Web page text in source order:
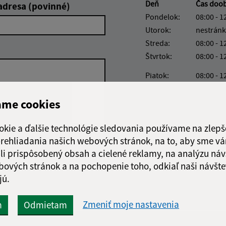
cookies
a ďalšie technológie sledovania používame na
našich webových stránok, na to, aby sme
prispôsobený obsah a cielené reklamy, na analýzu
stránok a na pochopenie toho, odkiaľ naši
Odmietam Zmeniť moje nastavenia
(povinné)
Google reCaptcha Response
Odoslať správu
Deň Čas
Pondelok:
08:00 -
Utorok:
Streda:
08:00 -
Štvrtok:
08:00 -
Piatok:
08:00 -